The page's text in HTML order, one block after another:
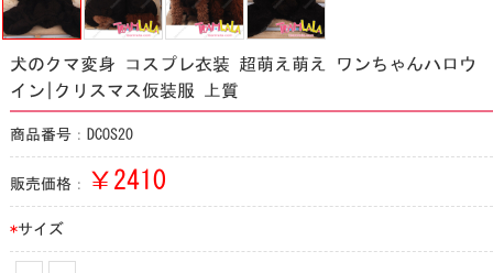
犬のクマ変身 コスプレ衣装 超萌え萌え ワンちゃんハロウ
イン|クリスマス仮装服 上質
商品番号：DCOS20
販売価格： ￥ 2410
*サイズ